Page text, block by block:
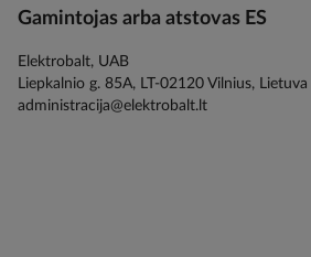
Gamintojas arba atstovas ES
Elektrobalt, UAB
Liepkalnio g. 85A, LT-02120 Vilnius, Lietuva
administracija@elektrobalt.lt